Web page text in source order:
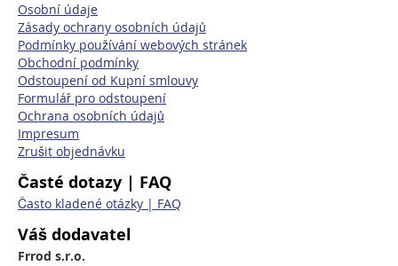
Osobní údaje
Zásady ochrany osobních údajů
Podmínky používání webových stránek
Obchodní podmínky
Odstoupení od Kupní smlouvy
Formulář pro odstoupení
Ochrana osobních údajů
Impresum
Zrušit objednávku
Časté dotazy | FAQ
Často kladené otázky | FAQ
Váš dodavatel
Frrod s.r.o.